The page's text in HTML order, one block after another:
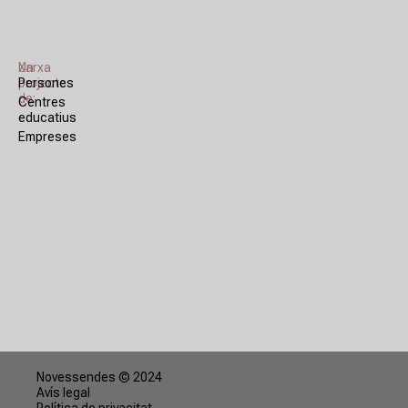
Xarxa
Persones
Centres
educatius
Empreses
Un
projecte
de:
Novessendes © 2024
Avís legal